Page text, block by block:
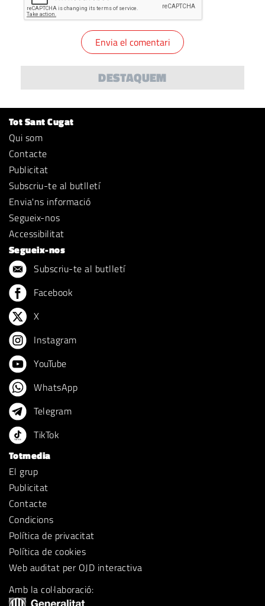
DESTAQUEM
Tot Sant Cugat
Qui som
Contacte
Publicitat
Subscriu-te al butlletí
Envia'ns informació
Segueix-nos
Accessibilitat
Segueix-nos
Subscriu-te al butlletí
Facebook
X
Instagram
YouTube
WhatsApp
Telegram
TikTok
Totmedia
El grup
Publicitat
Contacte
Condicions
Política de privacitat
Política de cookies
Web auditat per OJD interactiva
Amb la col·laboració: